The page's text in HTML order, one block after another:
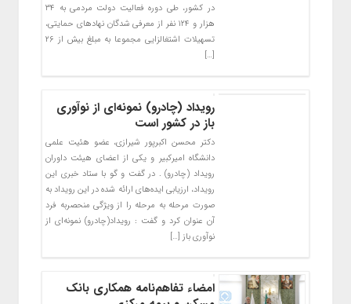
در کشور، طی دوره فعالیت دولت مردمی به ۳۴
هزار و ۱۲۴ نفر از معرفی شدگان نهادهای حمایتی،
تسهیلات اشتغالزایی مجموعا به مبلغ بیش از ۲۶
[…]
رویداد (چادرو) نمونه‌ای از نوآوری
باز در کشور است
دکتر محسن اکبرپور شیرازی، عضو هئیت علمی
دانشگاه امیرکبیر و یکی از اعضای هیئت داوران
رویداد (چادرو) . در گفت و گو با ستاد خبری این
رویداد، ارزیابی ایده‌های ارائه شده در این رویداد به
صورت مرحله به مرحله را از ویژگی منحصربه‌ فرد
آن عنوان کرد و گفت : رویداد(چادرو) نمونه‌ای از
نوآوری باز […]
امضاء تفاهم‌نامه همکاری بانک